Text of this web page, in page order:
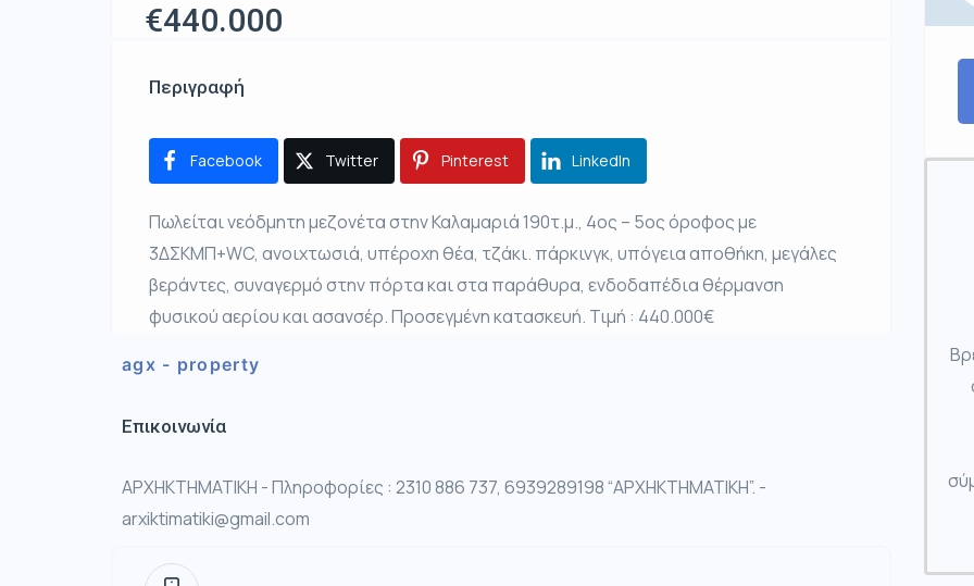
€440.000
Περιγραφή
Facebook Twitter Pinterest LinkedIn
Πωλείται νεόδμητη μεζονέτα στην Καλαμαριά 190τ.μ., 4ος – 5ος όροφος με
3ΔΣΚΜΠ+WC, ανοιχτωσιά, υπέροχη θέα, τζάκι. πάρκινγκ, υπόγεια αποθήκη, μεγάλες
βεράντες, συναγερμό στην πόρτα και στα παράθυρα, ενδοδαπέδια θέρμανση
φυσικού αερίου και ασανσέρ. Προσεγμένη κατασκευή. Τιμή : 440.000€
agx - property
Επικοινωνία
ΑΡΧΗΚΤΗΜΑΤΙΚΗ - Πληροφορίες : 2310 886 737, 6939289198 “ΑΡΧΗΚΤΗΜΑΤΙΚΗ”. -
arxiktimatiki@gmail.com